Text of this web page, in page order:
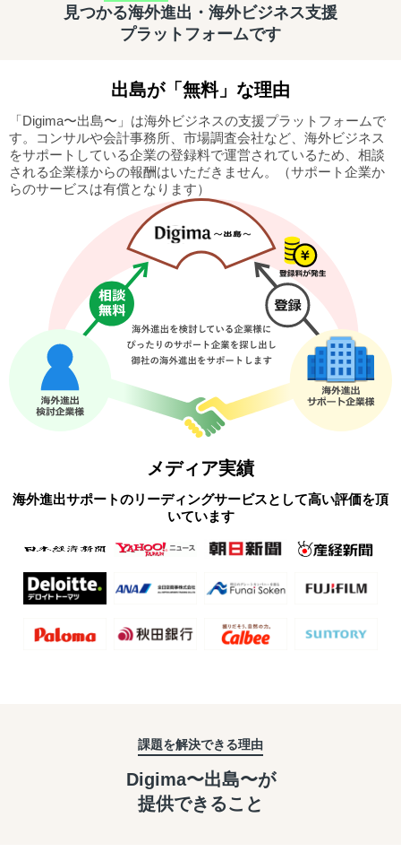
見つかる海外進出・海外ビジネス支援
プラットフォームです
出島が「無料」な理由
「Digima〜出島〜」は海外ビジネスの支援プラットフォームで
す。
コンサルや会計事務所、市場調査会社など、海外ビジネス
をサポートしている企業の登録料で運営されているため、相談
される企業様からの報酬はいただきません。
（サポート企業か
らのサービスは有償となります）
メディア実績
海外進出サポートのリーディングサービスとして高い評価を頂
いています
課題を解決できる理由
Digima〜出島〜が
提供できること